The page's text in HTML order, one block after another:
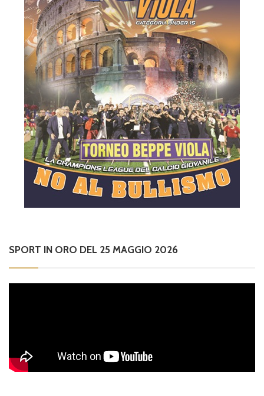
SPORT IN ORO DEL 25 MAGGIO 2026